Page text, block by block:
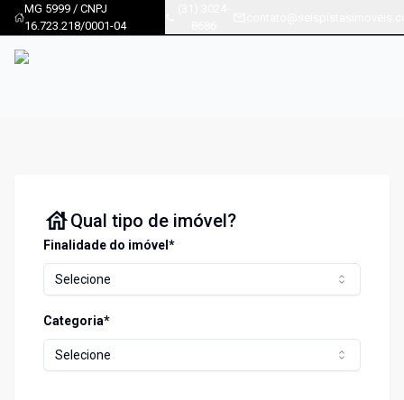
MG 5999 / CNPJ
16.723.218/0001-04
Qual tipo de imóvel?
Finalidade do imóvel*
Selecione
Categoria*
Selecione